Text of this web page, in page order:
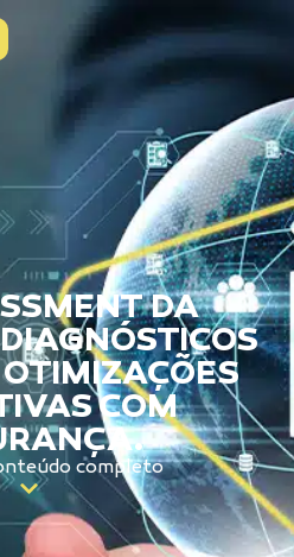
DA
COM
completo